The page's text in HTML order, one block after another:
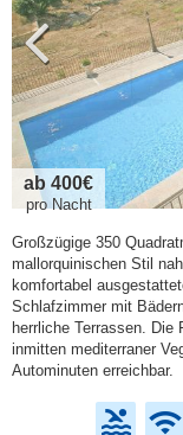
ab 400€
pro Nacht
Großzügige 350
mallorquinischen Stil
komfortabel
Schlafzimmer mit
herrliche Terrassen.
inmitten mediterraner
Autominuten erreichbar.